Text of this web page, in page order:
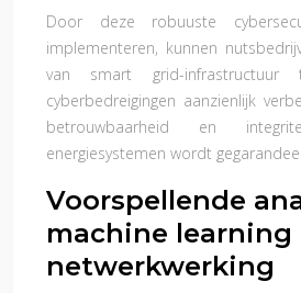
Door deze robuuste
implementeren, kunnen
van smart grid-infrastructuur
cyberbedreigingen aanzienlijk
betrouwbaarheid en
energiesystemen wordt
Voorspellende
machine learning
netwerkwerking